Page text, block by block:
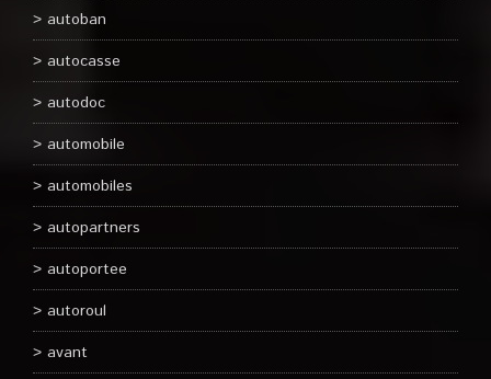
autoban
autocasse
autodoc
automobile
automobiles
autopartners
autoportee
autoroul
avant